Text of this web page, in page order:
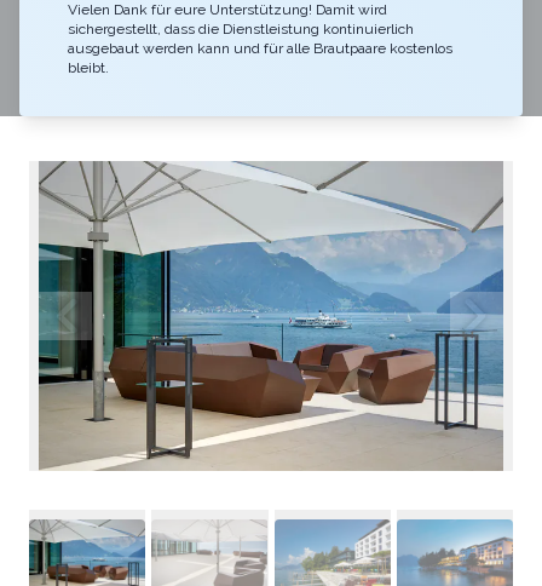
und stimmungsvoller Atmosphäre an exklusiver Lage
direkt am Ufer des Vierwaldstättersees. Wir freuen uns,
Vielen Dank für eure Unterstützung! Damit wird
sichergestellt, dass die Dienstleistung kontinuierlich
ausgebaut werden kann und für alle Brautpaare kostenlos
bleibt.